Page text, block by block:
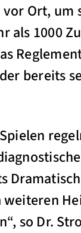
Ort, um
als 1000
bereits
so Dr.